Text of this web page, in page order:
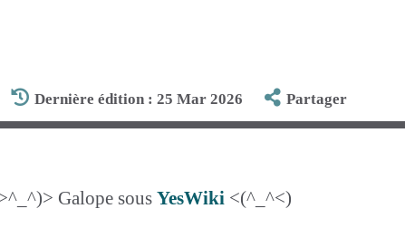
Dernière édition : 25 Mar 2026 Partager
Galope sous YesWiki <(^_^<)